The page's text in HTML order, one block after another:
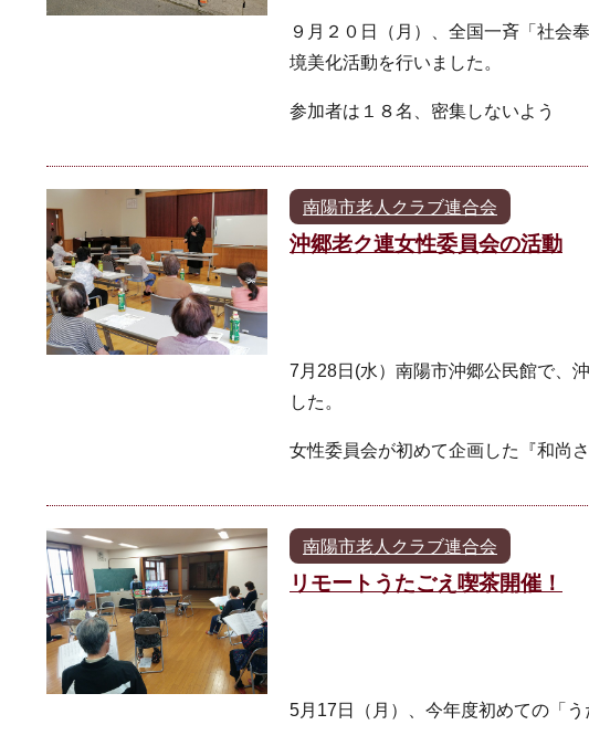
９月２０日（月）、全国一斉「社会
境美化活動を行いました。
参加者は１８名、密集しないよう
南陽市老人クラブ連合会
沖郷老ク連女性委員会の活動
7月28日(水）南陽市沖郷公民館で、
した。
女性委員会が初めて企画した『和尚さ
南陽市老人クラブ連合会
リモートうたごえ喫茶開催！
5月17日（月）、今年度初めての「う